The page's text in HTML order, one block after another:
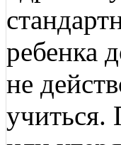
ребенка
не
учиться.